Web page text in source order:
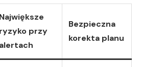
Największe
ryzyko przy
alertach
Bezpieczna
korekta planu